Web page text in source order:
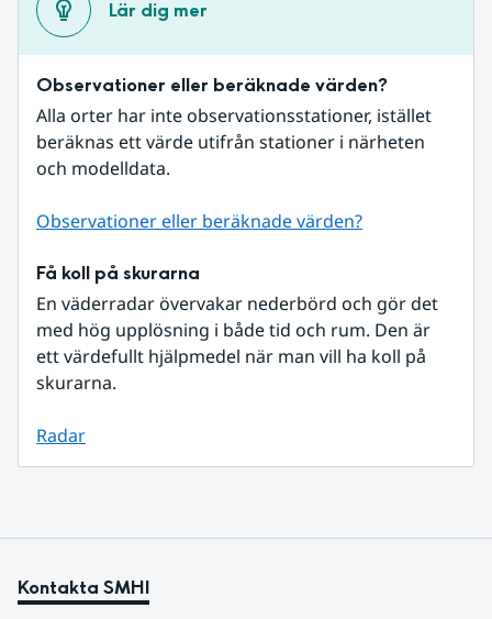
Lär dig mer
Observationer eller beräknade värden?
Alla orter har inte observationsstationer, istället
beräknas ett värde utifrån stationer i närheten
och modelldata.
Observationer eller beräknade värden?
Få koll på skurarna
En väderradar övervakar nederbörd och gör det
med hög upplösning i både tid och rum. Den är
ett värdefullt hjälpmedel när man vill ha koll på
skurarna.
Radar
Kontakta SMHI